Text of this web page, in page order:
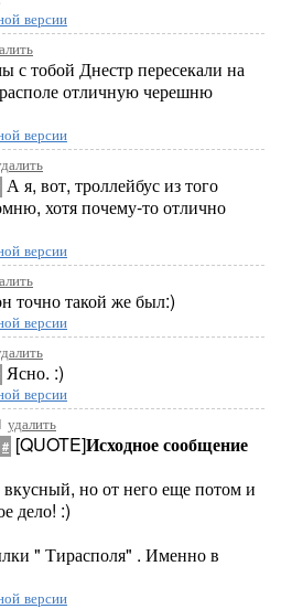
версии
с тобой Днестр пересекали на
отличную черешню
версии
А я, вот, троллейбус из того
хотя почему-то отлично
версии
точно такой же был:)
версии
Ясно. :)
версии
удалить
# [QUOTE]Исходное сообщение
вкусный, но от него еще потом и
дело! :)
" Тирасполя" . Именно в
версии